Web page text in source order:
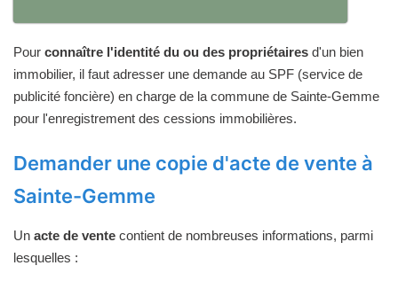
Pour connaître l'identité du ou des propriétaires d'un bien
immobilier, il faut adresser une demande au SPF (service de
publicité foncière) en charge de la commune de Sainte-Gemme
pour l'enregistrement des cessions immobilières.
Demander une copie d'acte de vente à
Sainte-Gemme
Un acte de vente contient de nombreuses informations, parmi
lesquelles :